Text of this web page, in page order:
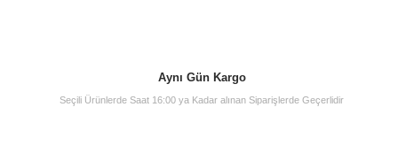
Aynı Gün Kargo
Seçili Ürünlerde Saat 16:00 ya Kadar alınan Siparişlerde Geçerlidir